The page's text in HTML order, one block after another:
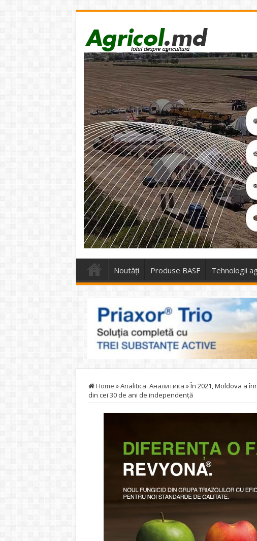
Noutăți Produse BASF Tehnologii
Home »Analitica. Аналитика »În 2021, Moldova a
din cei 30 de ani de independenţă